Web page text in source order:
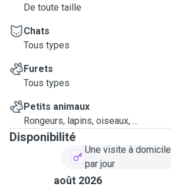
De toute taille
Chats
Tous types
Furets
Tous types
Petits animaux
Rongeurs, lapins, oiseaux, ...
Disponibilité
Une visite à domicile
par jour
août 2026